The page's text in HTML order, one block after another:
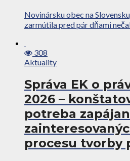
Novinársku obec na
zarmútila pred pár dňami
308
Aktuality
Správa EK o
2026 –
potreba
procesu tvorby